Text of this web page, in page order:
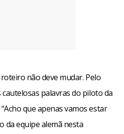
não deve mudar. Pelo
palavras do piloto da
que apenas vamos estar
da equipe alemã nesta